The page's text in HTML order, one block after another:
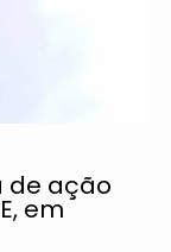
de ação
em